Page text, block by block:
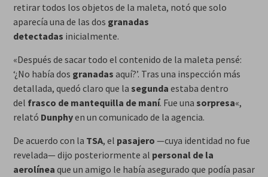
retirar todos los objetos de la maleta, notó que solo
aparecía una de las dos granadas
detectadas inicialmente.
«Después de sacar todo el contenido de la maleta pensé:
‘¿No había dos granadas aquí?’. Tras una inspección más
detallada, quedó claro que la segunda estaba dentro
del frasco de mantequilla de maní. Fue una sorpresa«,
relató Dunphyen un comunicado de la agencia.
De acuerdo con la TSA, el pasajero —cuya identidad no fue
revelada— dijo posteriormente al personal de la
aerolínea que un amigo le había asegurado que podía pasar